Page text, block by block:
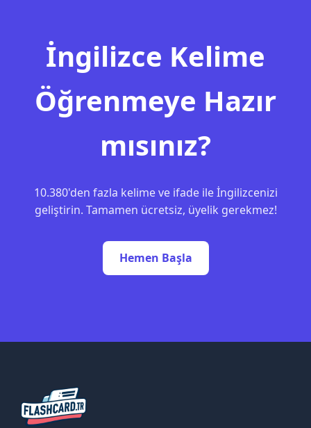
İngilizce Kelime
Öğrenmeye Hazır
mısınız?
10.380'den fazla kelime ve ifade ile İngilizcenizi
geliştirin. Tamamen ücretsiz, üyelik gerekmez!
Hemen Başla